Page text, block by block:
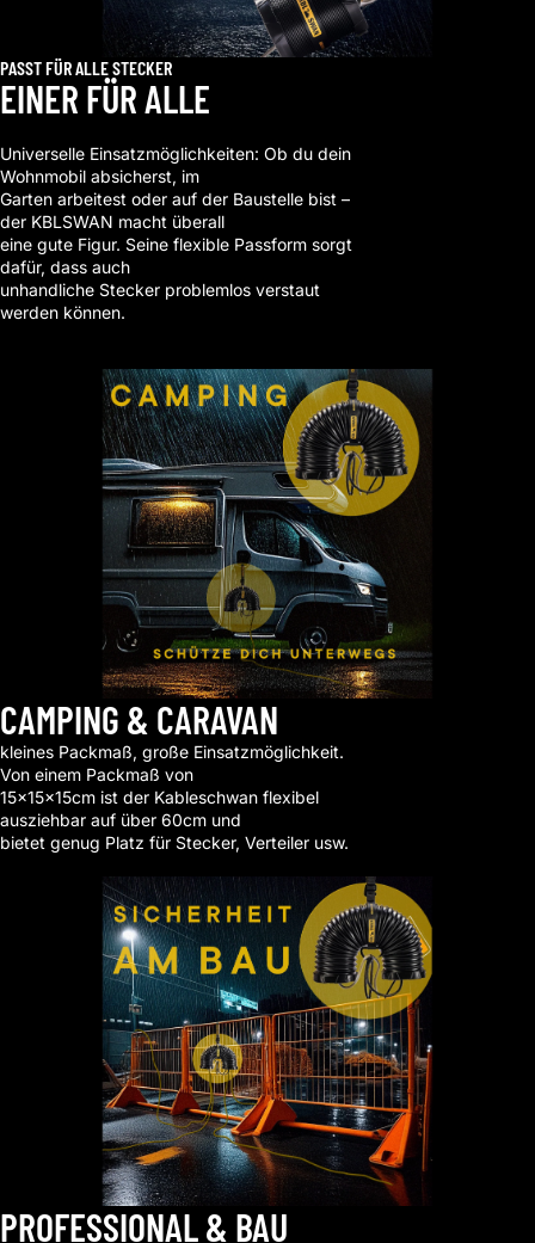
PASST FÜR ALLE STECKER
EINER FÜR ALLE
Universelle Einsatzmöglichkeiten: Ob du dein
Wohnmobil absicherst, im
Garten arbeitest oder auf der Baustelle bist –
der KBLSWAN macht überall
eine gute Figur. Seine flexible Passform sorgt
dafür, dass auch
unhandliche Stecker problemlos verstaut
werden können.
CAMPING & CARAVAN
kleines Packmaß, große Einsatzmöglichkeit.
Von einem Packmaß von
15x15x15cm ist der Kableschwan flexibel
ausziehbar auf über 60cm und
bietet genug Platz für Stecker, Verteiler usw.
PROFESSIONAL & BAU